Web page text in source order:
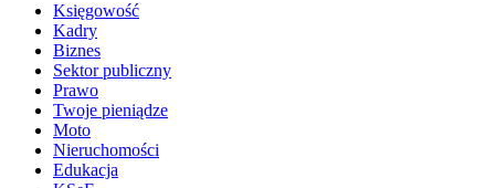
Księgowość
Kadry
Biznes
Sektor publiczny
Prawo
Twoje pieniądze
Moto
Nieruchomości
Edukacja